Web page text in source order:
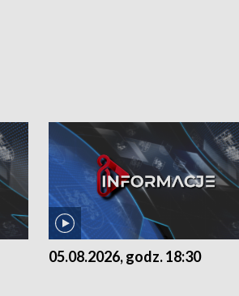
05.08.2026, godz. 18:30